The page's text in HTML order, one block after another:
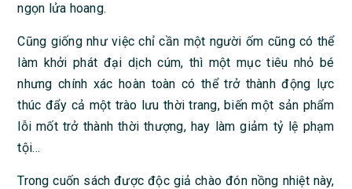
ngọn lửa hoang.
Cũng giống như việc chỉ cần một người ốm cũng có thể
làm khởi phát đại dịch cúm, thì một mục tiêu nhỏ bé
nhưng chính xác hoàn toàn có thể trở thành động lực
thúc đẩy cả một trào lưu thời trang, biến một sản phẩm
lỗi mốt trở thành thời thượng, hay làm giảm tỷ lệ phạm
tội…
Trong cuốn sách được độc giả chào đón nồng nhiệt này,